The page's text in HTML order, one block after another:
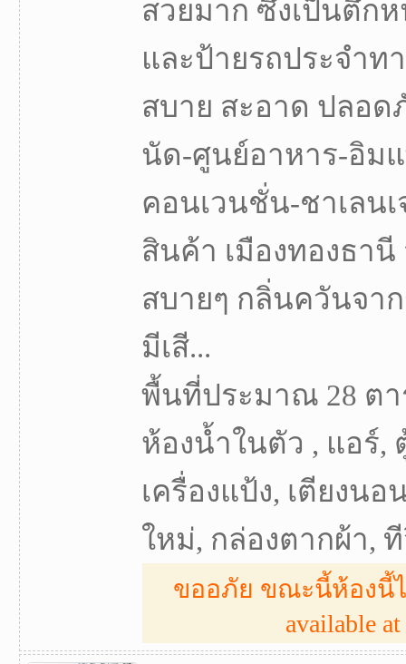
สวยมาก ซึ่งเป็นตึก
และป้ายรถประจำท
สบาย สะอาด ปลอ
นัด-ศูนย์อาหาร-อิม
คอนเวนชั่น-ชาเลน
สินค้า เมืองทองธา
สบายๆ กลิ่นควันจา
มีเสี...
พื้นที่ประมาณ 28 ตา
ห้องน้ำในตัว , แอร์,
เครื่องแป้ง, เตียงน
ใหม่, กล่องตากผ้า,
ขออภัย ขณะนี้ห้องนี้ไ
available